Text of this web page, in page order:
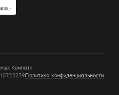
Комнат»
Политика конфиденциальности